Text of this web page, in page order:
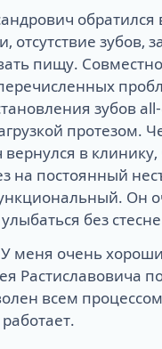
отсутствие зубов,
пищу.
зубов
протезом.
вернулся в
на постоянный
Он
без
меня очень
Растиславовича
всем